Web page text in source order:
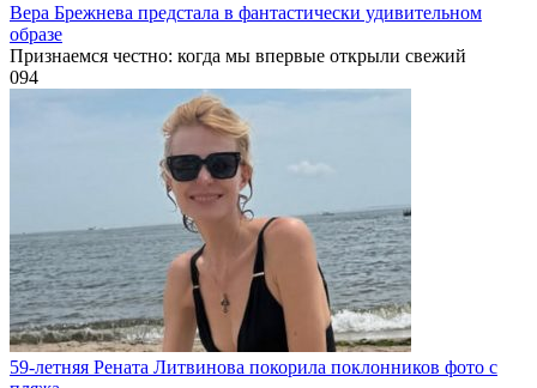
Вера Брежнева предстала в фантастически удивительном
образе
Признаемся честно: когда мы впервые открыли свежий
094
59-летняя Рената Литвинова покорила поклонников фото с